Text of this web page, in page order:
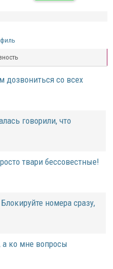
дозвониться со всех
говорили, что
твари бессовестные!
номера сразу,
а ко мне вопросы